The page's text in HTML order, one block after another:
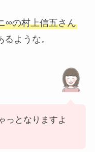
∞の村上信五さん
ような。
っとなりますよ